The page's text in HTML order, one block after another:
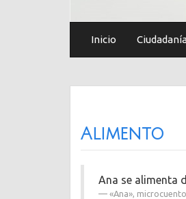
Inicio
Alimento
Ana se alimenta
«Ana»,